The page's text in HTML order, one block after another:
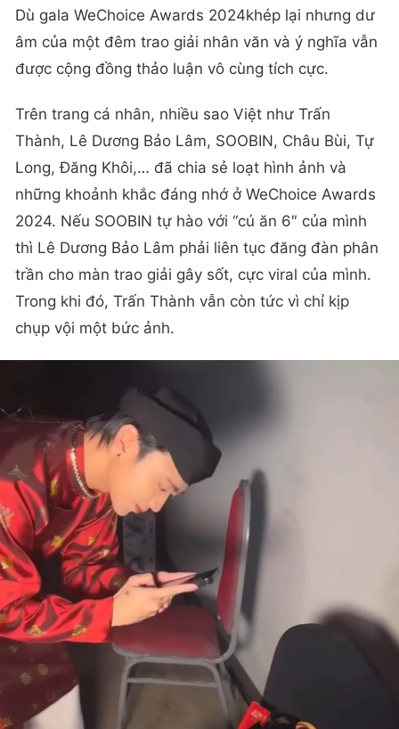
Dù gala WeChoice Awards 2024khép lại nhưng dư
âm của một đêm trao giải nhân văn và ý nghĩa vẫn
được cộng đồng thảo luận vô cùng tích cực.
Trên trang cá nhân, nhiều sao Việt như Trấn
Thành, Lê Dương Bảo Lâm, SOOBIN, Châu Bùi, Tự
Long, Đăng Khôi,… đã chia sẻ loạt hình ảnh và
những khoảnh khắc đáng nhớ ở WeChoice Awards
2024. Nếu SOOBIN tự hào với “cú ăn 6″ của mình
thì Lê Dương Bảo Lâm phải liên tục đăng đàn phân
trần cho màn trao giải gây sốt, cực viral của mình.
Trong khi đó, Trấn Thành vẫn còn tức vì chỉ kịp
chụp vội một bức ảnh.